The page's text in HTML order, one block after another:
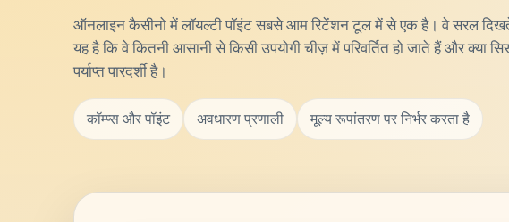
ऑनलाइन कैसीनो में लॉयल्टी पॉइंट सबसे आम रिटेंशन टूल में से एक है। वे सरल
यह है कि वे कितनी आसानी से किसी उपयोगी चीज़ में परिवर्तित हो जाते हैं और क्या
पर्याप्त पारदर्शी है।
कॉम्प्स और पॉइंट अवधारण प्रणाली मूल्य रूपांतरण पर निर्भर करता है